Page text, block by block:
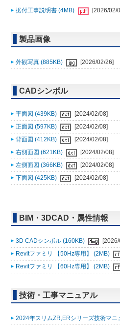
据付工事説明書 (4MB) [2026/02/
製品画像
外観写真 (885KB) [2026/02/26]
CADシンボル
平面図 (439KB)
[2024/02/08]
正面図 (597KB)
[2024/02/08]
背面図 (412KB)
[2024/02/08]
右側面図 (621KB)
[2024/02/08]
左側面図 (366KB)
[2024/02/08]
下面図 (425KB)
[2024/02/08]
BIM・3DCAD・属性情報
3D CADシンボル (160KB)
Revitファミリ 【50Hz専用】 (2MB)
Revitファミリ 【60Hz専用】 (2MB)
技術・工事マニュアル
2024年スリムZR,ERシリーズ技術マニ